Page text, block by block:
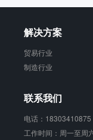
解决方案
贸易行业
制造行业
联系我们
电话：18303410875
工作时间：周一至周